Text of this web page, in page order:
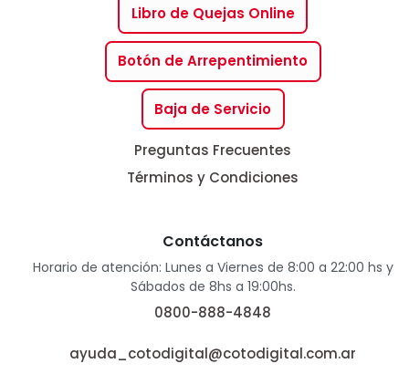
Libro de Quejas Online
Botón de Arrepentimiento
Baja de Servicio
Preguntas Frecuentes
Términos y Condiciones
Contáctanos
Horario de atención: Lunes a Viernes de 8:00 a 22:00 hs y
Sábados de 8hs a 19:00hs.
0800-888-4848
ayuda_cotodigital@cotodigital.com.ar